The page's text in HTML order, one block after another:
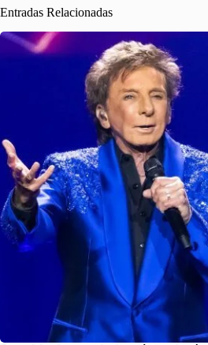
Entradas Relacionadas